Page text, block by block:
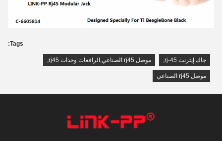
Tags:
جاك إيثرنت rj-45 , موصل rj45 الصناعي,الرافعات وحدات rj45 ,
موصل rj45 الصناعي